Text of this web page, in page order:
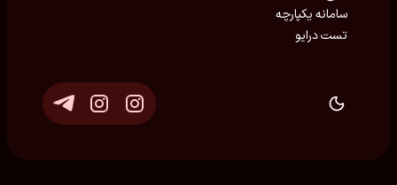
سامانه یکپارچه
تست درایو
Eron